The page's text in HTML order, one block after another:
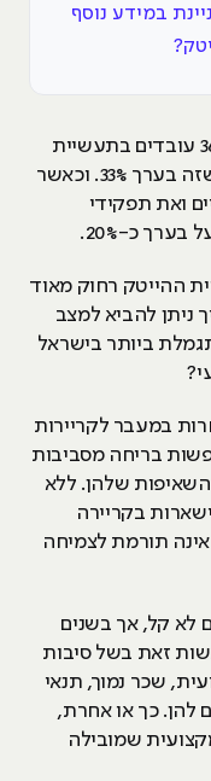
במידע נוסף
לפי נתוני הלמ"ס יש בישראל כ-361,500 עובדים בתעשיית
ההייטק, מתוכן רק 120,700 הן נשים, שזה בערך 33%. וכאשר
ואת תפקידי
כ-20%.
ההייטק רחוק מאוד
ניתן להביא למצב
ביותר בישראל
במעבר לקריירות
בריחה מסביבות
שלהן. ללא
בקריירה
תורמת לצמיחה
לא קל, אך בשנים
זאת בשל סיבות
שכר נמוך, תנאי
להן. כך או אחרת,
שמובילה